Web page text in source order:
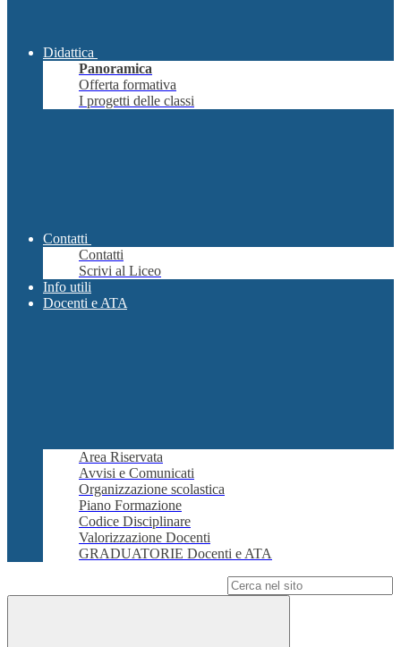
Didattica
Panoramica
Offerta formativa
I progetti delle classi
Contatti
Contatti
Scrivi al Liceo
Info utili
Docenti e ATA
Area Riservata
Avvisi e Comunicati
Organizzazione scolastica
Piano Formazione
Codice Disciplinare
Valorizzazione Docenti
GRADUATORIE Docenti e ATA